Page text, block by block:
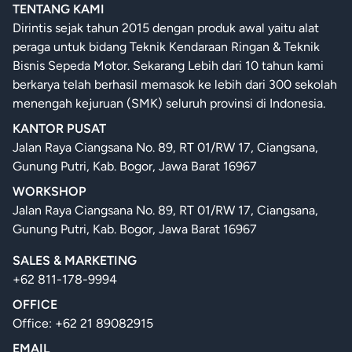
TENTANG KAMI
Dirintis sejak tahun 2015 dengan produk awal yaitu alat
peraga untuk bidang Teknik Kendaraan Ringan & Teknik
Bisnis Sepeda Motor. Sekarang Lebih dari 10 tahun kami
berkarya telah berhasil memasok ke lebih dari 300 sekolah
menengah kejuruan (SMK) seluruh provinsi di Indonesia.
KANTOR PUSAT
Jalan Raya Ciangsana No. 89, RT 01/RW 17, Ciangsana,
Gunung Putri, Kab. Bogor, Jawa Barat 16967
WORKSHOP
Jalan Raya Ciangsana No. 89, RT 01/RW 17, Ciangsana,
Gunung Putri, Kab. Bogor, Jawa Barat 16967
SALES & MARKETING
+62 811-178-9994
OFFICE
Office: +62 21 89082915
EMAIL